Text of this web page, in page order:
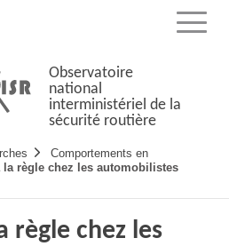
Menu
Observatoire
national
interministériel de la
sécurité routière
Comportements en
la règle chez les automobilistes
règle chez les